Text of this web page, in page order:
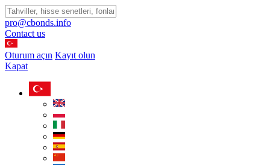
pro@cbonds.info
Contact us
Oturum açın Kayıt olun
Kapat